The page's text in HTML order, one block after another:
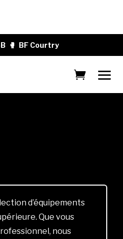
🥊 BF Courtry
d’équipements
Que vous
nous